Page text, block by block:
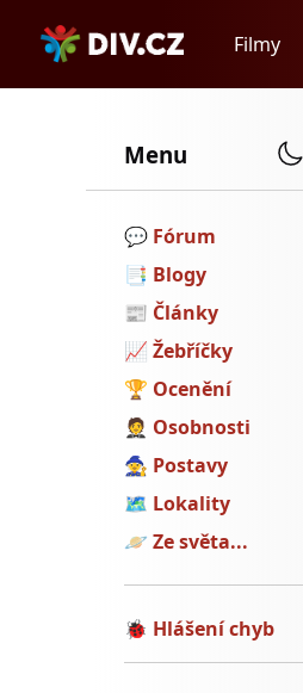
Filmy
Menu
💬️ Fórum
📑 Blogy
📰 Články
📈 Žebříčky
🏆 Ocenění
🤵 Osobnosti
🧙 Postavy
🗺 Lokality
🪐 Ze světa...
🐞 Hlášení chyb